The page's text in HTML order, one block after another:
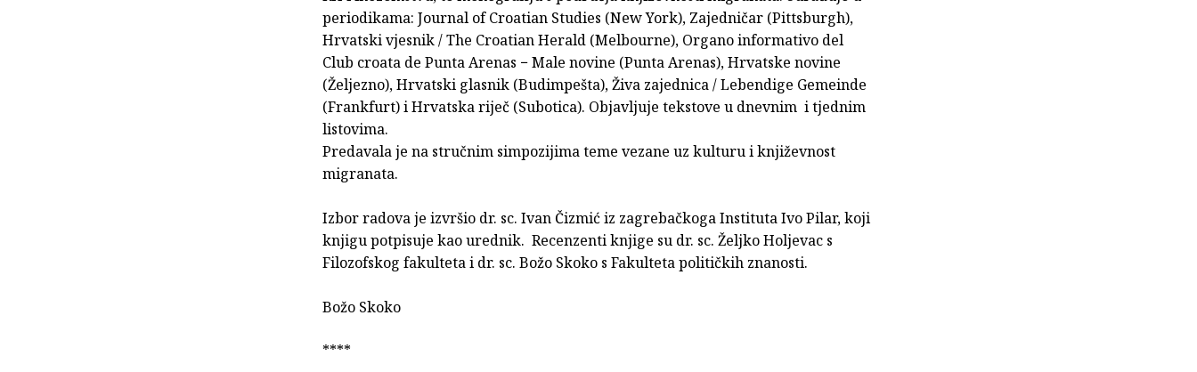
periodikama: Journal of Croatian Studies (New York), Zajedničar (Pittsburgh),
Hrvatski vjesnik / The Croatian Herald (Melbourne), Organo informativo del
Club croata de Punta Arenas − Male novine (Punta Arenas), Hrvatske novine
(Željezno), Hrvatski glasnik (Budimpešta), Živa zajednica / Lebendige Gemeinde
(Frankfurt) i Hrvatska riječ (Subotica). Objavljuje tekstove u dnevnim i tjednim
listovima.
Predavala je na stručnim simpozijima teme vezane uz kulturu i književnost
migranata.
Izbor radova je izvršio dr. sc. Ivan Čizmić iz zagrebačkoga Instituta Ivo Pilar, koji
knjigu potpisuje kao urednik. Recenzenti knjige su dr. sc. Željko Holjevac s
Filozofskog fakulteta i dr. sc. Božo Skoko s Fakulteta političkih znanosti.
Božo Skoko
****